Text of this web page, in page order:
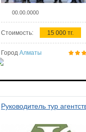
00.00.0000
Стоимость: 15 000 тг.
Город Алматы
Руководитель тур